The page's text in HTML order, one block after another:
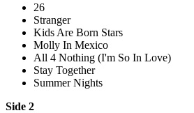
26
Stranger
Kids Are Born Stars
Molly In Mexico
All 4 Nothing (I'm So In Love)
Stay Together
Summer Nights
Side 2